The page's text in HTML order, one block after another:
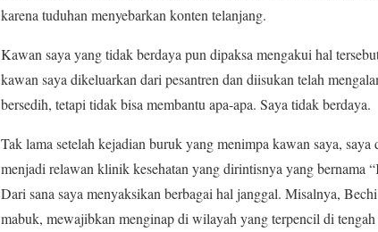
karena tuduhan menyebarkan konten telanjang.
Kawan saya yang tidak berdaya pun dipaksa mengakui hal
kawan saya dikeluarkan dari pesantren dan diisukan telah
bersedih, tetapi tidak bisa membantu apa-apa. Saya tidak berdaya.
Tak lama setelah kejadian buruk yang menimpa kawan saya,
menjadi relawan klinik kesehatan yang dirintisnya yang
Dari sana saya menyaksikan berbagai hal janggal. Misalnya,
mabuk, mewajibkan menginap di wilayah yang terpencil di